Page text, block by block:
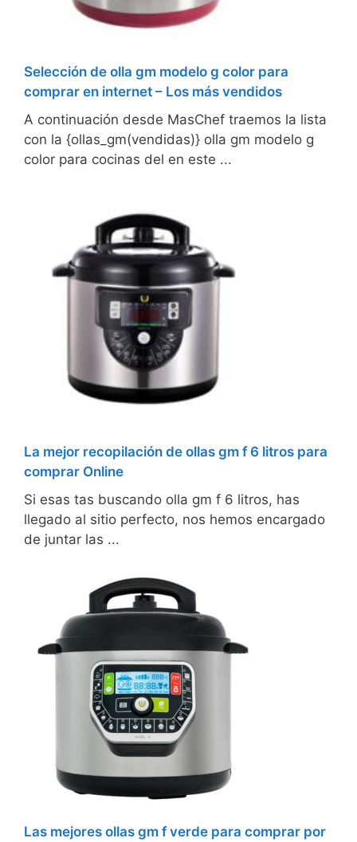
Selección de olla gm modelo g color para
comprar en internet – Los más vendidos
A continuación desde MasChef traemos la lista
con la {ollas_gm(vendidas)} olla gm modelo g
color para cocinas del en este ...
La mejor recopilación de ollas gm f 6 litros para
comprar Online
Si esas tas buscando olla gm f 6 litros, has
llegado al sitio perfecto, nos hemos encargado
de juntar las ...
Las mejores ollas gm f verde para comprar por